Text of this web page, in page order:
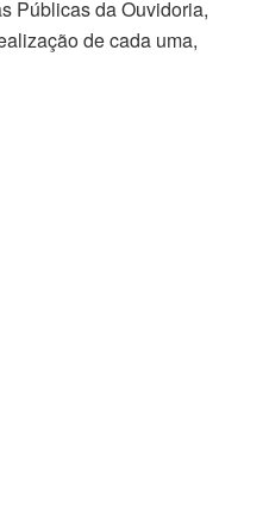
Públicas da Ouvidoria,
de cada uma,